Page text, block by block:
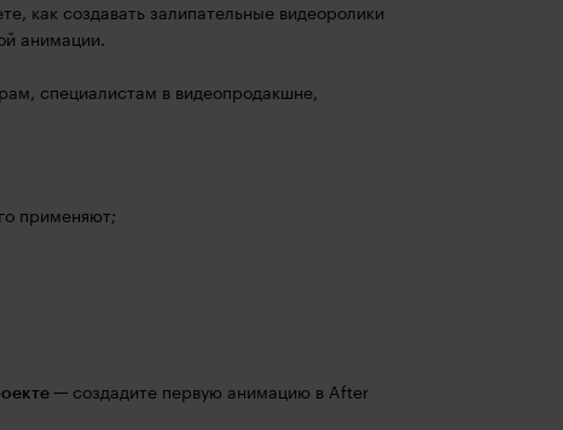
как создавать залипательные видеоролики
анимации.
специалистам в видеопродакшне,
применяют;
— создадите первую анимацию в After